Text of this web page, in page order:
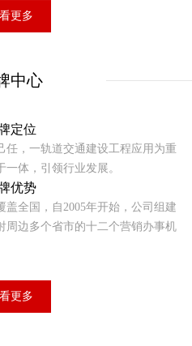
更多
中心
定位
任，一轨道交通建设工程应用为重
体，引领行业发展。
优势
全国，自2005年开始，公司组建
周边多个省市的十二个营销办事机
更多